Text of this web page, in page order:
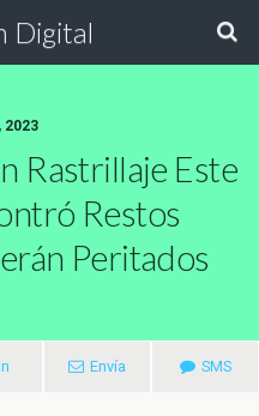
Digital
2023
Rastrillaje Este
Restos
Peritados
Envía SMS